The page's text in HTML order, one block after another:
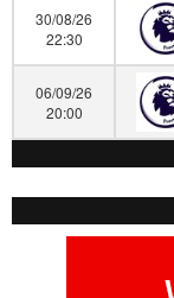
30/08/26
22:30
06/09/26
20:00